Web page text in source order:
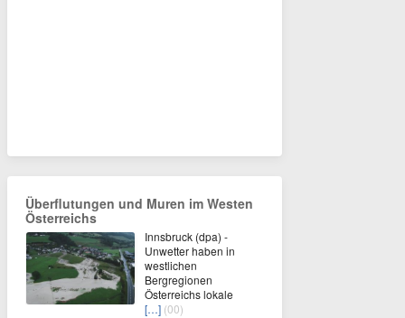
Überflutungen und Muren im Westen
Österreichs
Innsbruck (dpa) -
Unwetter haben in
westlichen
Bergregionen
Österreichs lokale
[…] (00)